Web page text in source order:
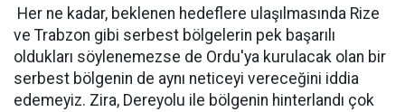
Her ne kadar, beklenen hedeflere ulaşılmasında Rize
ve Trabzon gibi serbest bölgelerin pek başarılı
oldukları söylenemezse de Ordu'ya kurulacak olan bir
serbest bölgenin de aynı neticeyi vereceğini iddia
edemeyiz. Zira, Dereyolu ile bölgenin hinterlandı çok